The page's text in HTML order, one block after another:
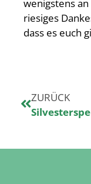
wenigstens
riesiges
dass es euch
ZURÜCK